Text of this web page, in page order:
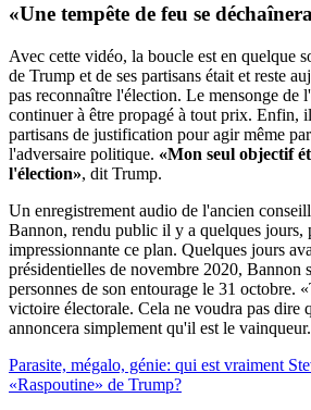
«Une tempête de feu se
Avec cette vidéo, la boucle est en quelque
de Trump et de ses partisans était et reste
pas reconnaître l'élection. Le mensonge de
continuer à être propagé à tout prix. Enfin,
partisans de justification pour agir même
l'adversaire politique. «Mon seul objectif
l'élection», dit Trump.
Un enregistrement audio de l'ancien
Bannon, rendu public il y a quelques jours,
impressionnante ce plan. Quelques jours
présidentielles de novembre 2020, Bannon
personnes de son entourage le 31 octobre.
victoire électorale. Cela ne voudra pas dire
annoncera simplement qu'il est le
Parasite, mégalo, génie: qui est vraiment
«Raspoutine» de Trump?